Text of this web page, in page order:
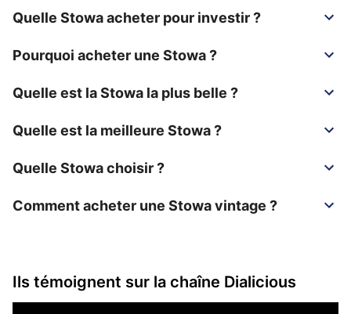
Quelle Stowa acheter pour investir ?
Pourquoi acheter une Stowa ?
Quelle est la Stowa la plus belle ?
Quelle est la meilleure Stowa ?
Quelle Stowa choisir ?
Comment acheter une Stowa vintage ?
Ils témoignent sur la chaîne Dialicious